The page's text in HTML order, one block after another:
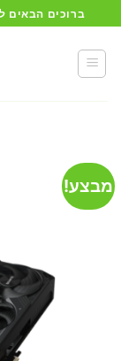
to
content
ברוכים הבאים
מבצע!